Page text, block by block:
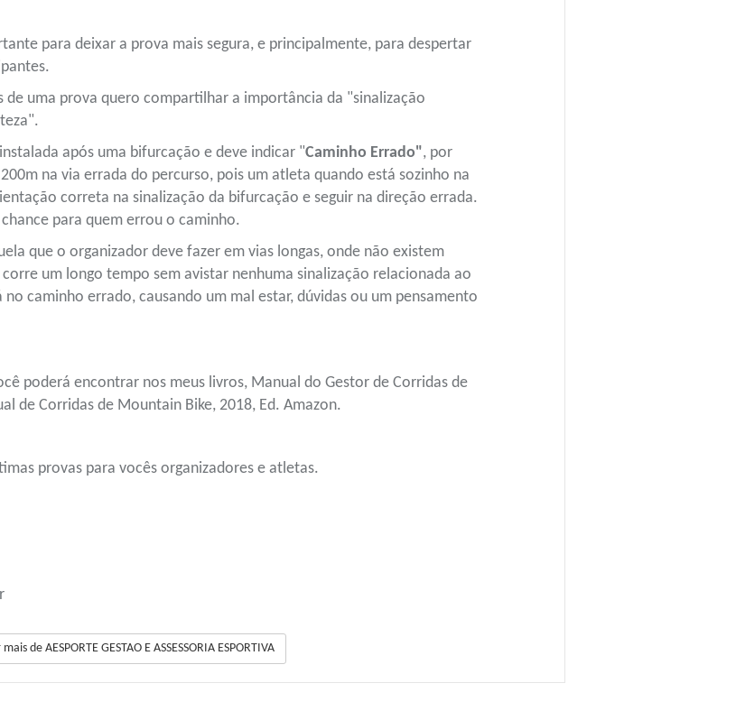
para deixar a prova mais segura, e principalmente, para despertar
de uma prova quero compartilhar a importância da "sinalização
após uma bifurcação e deve indicar "Caminho Errado", por
na via errada do percurso, pois um atleta quando está sozinho na
correta na sinalização da bifurcação e seguir na direção errada.
para quem errou o caminho.
que o organizador deve fazer em vias longas, onde não existem
um longo tempo sem avistar nenhuma sinalização relacionada ao
caminho errado, causando um mal estar, dúvidas ou um pensamento
poderá encontrar nos meus livros, Manual do Gestor de Corridas de
de Corridas de Mountain Bike, 2018, Ed. Amazon.
provas para vocês organizadores e atletas.
de AESPORTE GESTAO E ASSESSORIA ESPORTIVA